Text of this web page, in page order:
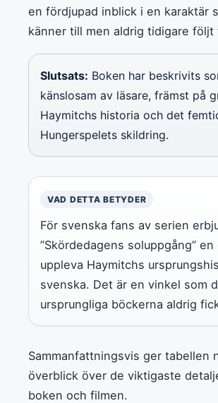
en fördjupad inblick i en karaktär
känner till men aldrig tidigare följt
Slutsats: Boken har beskrivits
känslosam av läsare, främst på
Haymitchs historia och det
Hungerspelets skildring.
VAD DETTA BETYDER
För svenska fans av serien
”Skördedagens soluppgång”
uppleva Haymitchs
svenska. Det är en vinkel som
ursprungliga böckerna aldrig
Sammanfattningsvis ger tabellen
överblick över de viktigaste
boken och filmen.